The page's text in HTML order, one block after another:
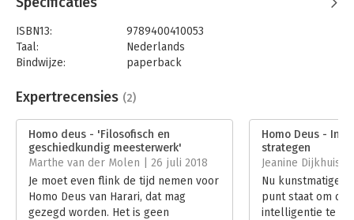
ISBN13:
9789400410053
Taal:
Nederlands
Bindwijze:
paperback
Uitgever:
Thomas Rap
Verschijningsdatum:
Hoofdrubriek: Mens en maatschappij
Expertrecensies (2)
Homo deus - 'Filosofisch en
geschiedkundig meesterwerk'
Marthe van der Molen | 26 juli 2018
Je moet even flink de tijd nemen voor
Homo Deus van Harari, dat mag
gezegd worden. Het is geen
Homo Deus -
strategen
Jeanine Dijkhuis |
Nu kunstmatige
punt staat om de
intelligentie te